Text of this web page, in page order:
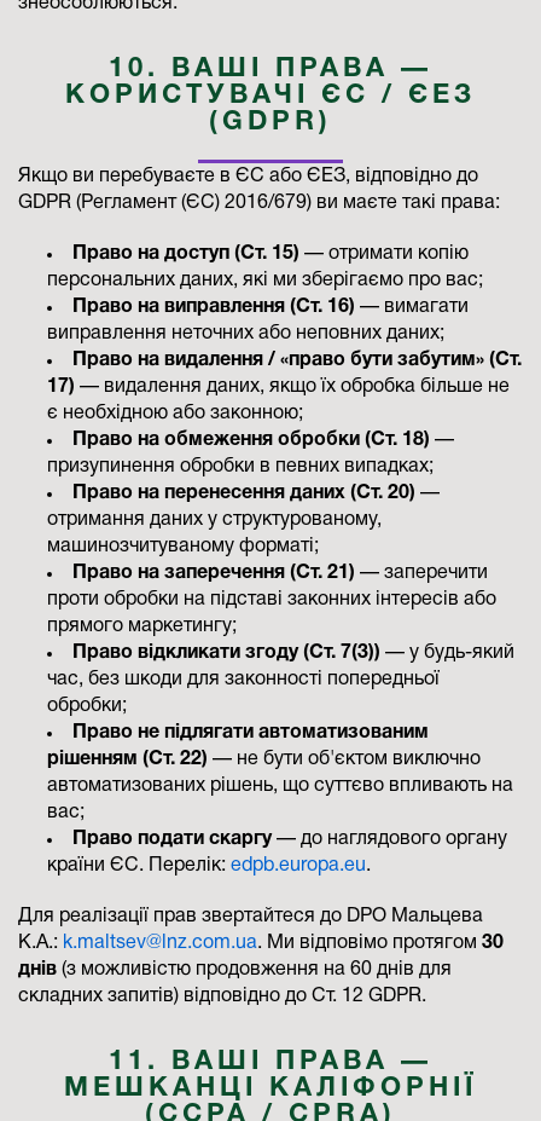
знеособлюються.
10. ВАШІ ПРАВА —
КОРИСТУВАЧІ ЄС / ЄЕЗ
(GDPR)
Якщо ви перебуваєте в ЄС або ЄЕЗ, відповідно до
GDPR (Регламент (ЄС) 2016/679) ви маєте такі права:
Право на доступ (Ст. 15) — отримати копію
персональних даних, які ми зберігаємо про вас;
Право на виправлення (Ст. 16) — вимагати
виправлення неточних або неповних даних;
Право на видалення / «право бути забутим» (Ст.
17) — видалення даних, якщо їх обробка більше не
є необхідною або законною;
Право на обмеження обробки (Ст. 18) —
призупинення обробки в певних випадках;
Право на перенесення даних (Ст. 20) —
отримання даних у структурованому,
машинозчитуваному форматі;
Право на заперечення (Ст. 21) — заперечити
проти обробки на підставі законних інтересів або
прямого маркетингу;
Право відкликати згоду (Ст. 7(3)) — у будь-який
час, без шкоди для законності попередньої
обробки;
Право не підлягати автоматизованим
рішенням (Ст. 22) — не бути об'єктом виключно
автоматизованих рішень, що суттєво впливають на
вас;
Право подати скаргу— до наглядового органу
країни ЄС. Перелік: edpb.europa.eu .
Для реалізації прав звертайтеся до DPO Мальцева
К.А.: k.maltsev@lnz.com.ua. Ми відповімо протягом 30
днів (з можливістю продовження на 60 днів для
складних запитів) відповідно до Ст. 12 GDPR.
11. ВАШІ ПРАВА —
МЕШКАНЦІ КАЛІФОРНІЇ
(CCPA / CPRA)